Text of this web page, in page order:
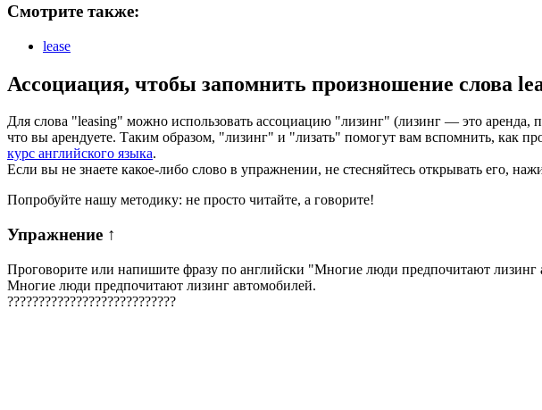
Смотрите также:
lease
Ассоциация, чтобы запомнить произношение слова
Для слова "leasing" можно использовать ассоциацию "лизинг" (лизинг — это аренда,
что вы арендуете. Таким образом, "лизинг" и "лизать" помогут вам вспомнить, как
курс английского языка.
Если вы не знаете какое-либо слово в упражнении, не стесняйтесь открывать его,
Попробуйте нашу методику: не просто читайте, а говорите!
Упражнение ↑
Проговорите или напишите фразу по английски "Многие люди предпочитают лизинг
Многие люди предпочитают лизинг автомобилей.
???????????????????????????